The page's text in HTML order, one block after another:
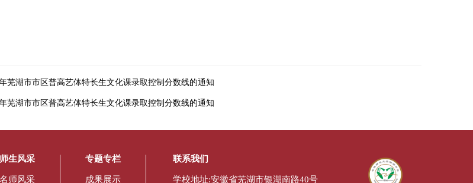
芜湖市市区普高艺体特长生文化课录取控制分数线的通知
芜湖市市区普高艺体特长生文化课录取控制分数线的通知
师生风采
名师风采
专题专栏
成果展示
联系我们
学校地址:安徽省芜湖市银湖南路40号